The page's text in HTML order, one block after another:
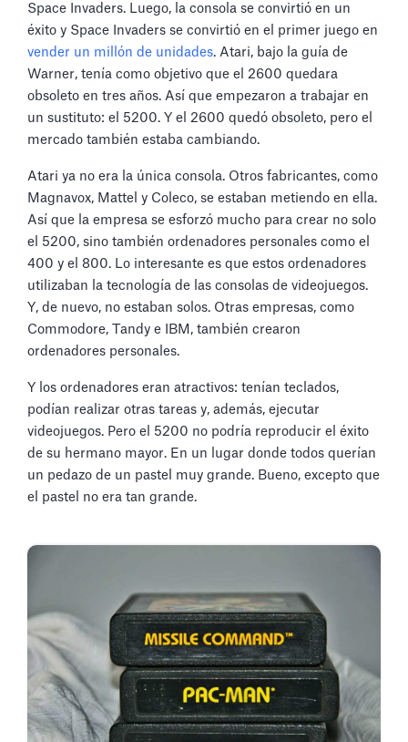
Space Invaders. Luego, la consola se convirtió en un
éxito y Space Invaders se convirtió en el primer juego en
vender un millón de unidades. Atari, bajo la guía de
Warner, tenía como objetivo que el 2600 quedara
obsoleto en tres años. Así que empezaron a trabajar en
un sustituto: el 5200. Y el 2600 quedó obsoleto, pero el
mercado también estaba cambiando.
Atari ya no era la única consola. Otros fabricantes, como
Magnavox, Mattel y Coleco, se estaban metiendo en ella.
Así que la empresa se esforzó mucho para crear no solo
el 5200, sino también ordenadores personales como el
400 y el 800. Lo interesante es que estos ordenadores
utilizaban la tecnología de las consolas de videojuegos.
Y, de nuevo, no estaban solos. Otras empresas, como
Commodore, Tandy e IBM, también crearon
ordenadores personales.
Y los ordenadores eran atractivos: tenían teclados,
podían realizar otras tareas y, además, ejecutar
videojuegos. Pero el 5200 no podría reproducir el éxito
de su hermano mayor. En un lugar donde todos querían
un pedazo de un pastel muy grande. Bueno, excepto que
el pastel no era tan grande.